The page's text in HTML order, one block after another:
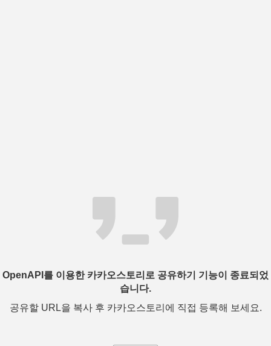
OpenAPI를 이용한 카카오스토리로 공유하기 기능이 종료되었
습니다.
공유할 URL을 복사 후 카카오스토리에 직접 등록해 보세요.